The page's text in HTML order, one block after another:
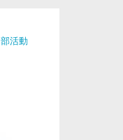
部活動